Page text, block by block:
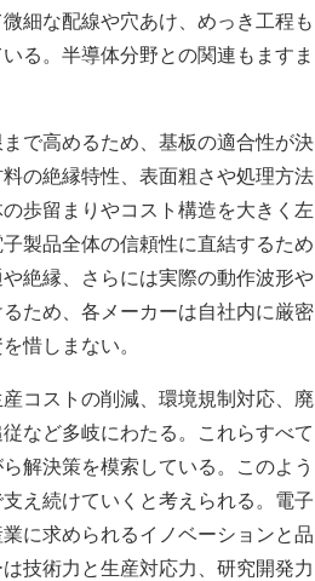
細な配線や穴あけ、めっき工程も
る。半導体分野との関連もますま
で高めるため、基板の適合性が決
の絶縁特性、表面粗さや処理方法
歩留まりやコスト構造を大きく左
製品全体の信頼性に直結するため
絶縁、さらには実際の動作波形や
ため、各メーカーは自社内に厳密
惜しまない。
コストの削減、環境規制対応、廃
など多岐にわたる。これらすべて
解決策を模索している。このよう
え続けていくと考えられる。電子
に求められるイノベーションと品
技術力と生産対応力、研究開発力